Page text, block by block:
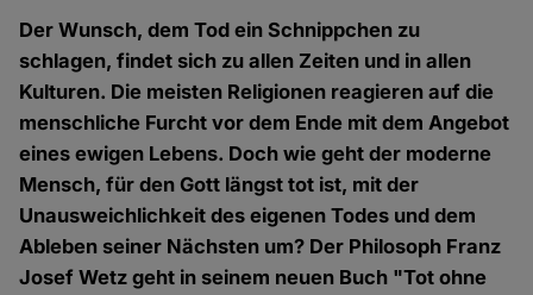
Der Wunsch, dem Tod ein Schnippchen zu
schlagen, findet sich zu allen Zeiten und in allen
Kulturen. Die meisten Religionen reagieren auf die
menschliche Furcht vor dem Ende mit dem Angebot
eines ewigen Lebens. Doch wie geht der moderne
Mensch, für den Gott längst tot ist, mit der
Unausweichlichkeit des eigenen Todes und dem
Ableben seiner Nächsten um? Der Philosoph Franz
Josef Wetz geht in seinem neuen Buch "Tot ohne